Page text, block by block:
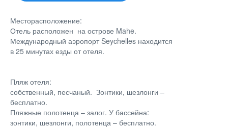
Месторасположение:
Отель расположен на острове Mahe.
Международный аэропорт Seychelles находится
в 25 минутах езды от отеля.
Пляж отеля:
собственный, песчаный. Зонтики, шезлонги –
бесплатно.
Пляжные полотенца – залог. У бассейна:
зонтики, шезлонги, полотенца – бесплатно.